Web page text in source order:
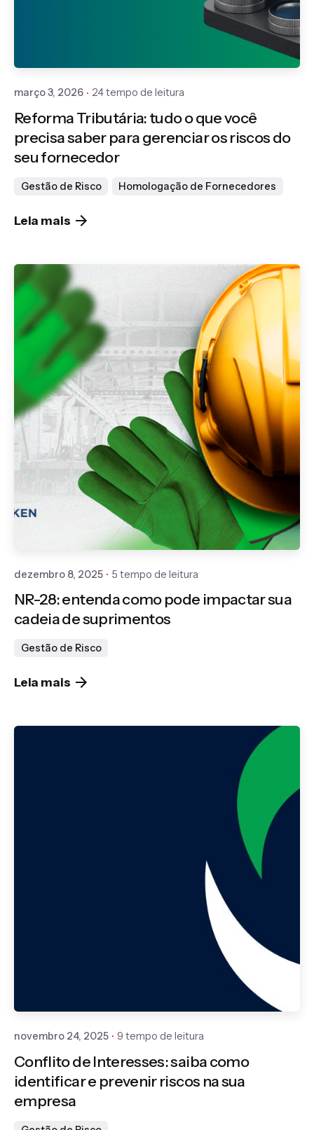
março 3, 2026 24 tempo de leitura
Reforma Tributária: tudo o que você
precisa saber para gerenciar os riscos do
seu fornecedor
Gestão de Risco Homologação de Fornecedores
Leia mais
Publicado por
Gedanken
dezembro 8, 2025 5 tempo de leitura
NR-28: entenda como pode impactar sua
cadeia de suprimentos
Gestão de Risco
Leia mais
novembro 24, 2025 9 tempo de leitura
Conflito de Interesses: saiba como
identificar e prevenir riscos na sua
empresa